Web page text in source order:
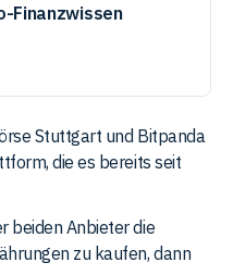
Finanzwissen
Stuttgart und Bitpanda
die es bereits seit
beiden Anbieter die
zu kaufen, dann